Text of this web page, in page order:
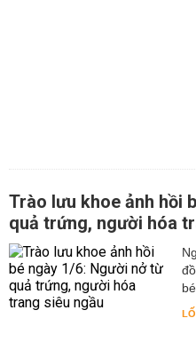
Trào lưu khoe ảnh hồi
quả trứng, người hóa